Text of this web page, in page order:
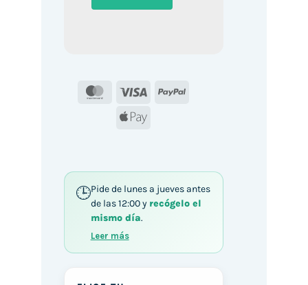
MasterCard
Visa
PayPal
Apple
Pide de lunes a jueves antes
de las 12:00 y recógelo el
mismo día.
Leer más